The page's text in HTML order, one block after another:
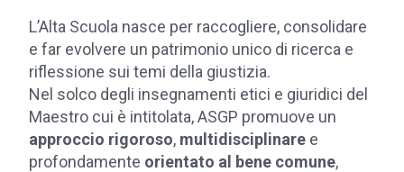
L’Alta Scuola nasce per raccogliere, consolidare
e far evolvere un patrimonio unico di ricerca e
riflessione sui temi della giustizia.
Nel solco degli insegnamenti etici e giuridici del
Maestro cui è intitolata, ASGP promuove un
approccio rigoroso, multidisciplinare e
profondamente orientato al bene comune,